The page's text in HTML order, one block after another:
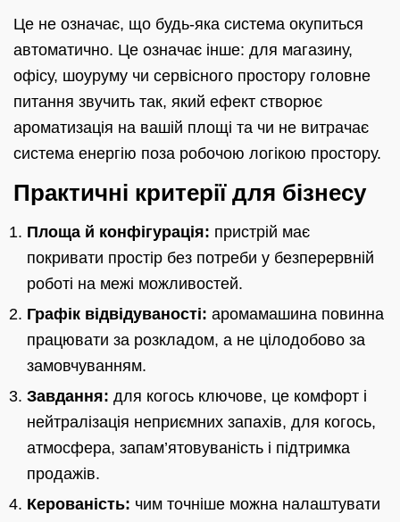
Це не означає, що будь-яка система окупиться
автоматично. Це означає інше: для магазину,
офісу, шоуруму чи сервісного простору головне
питання звучить так, який ефект створює
ароматизація на вашій площі та чи не витрачає
система енергію поза робочою логікою простору.
Практичні критерії для бізнесу
Площа й конфігурація: пристрій має
покривати простір без потреби у безперервній
роботі на межі можливостей.
Графік відвідуваності: аромамашина повинна
працювати за розкладом, а не цілодобово за
замовчуванням.
Завдання: для когось ключове, це комфорт і
нейтралізація неприємних запахів, для когось,
атмосфера, запам’ятовуваність і підтримка
продажів.
Керованість: чим точніше можна налаштувати